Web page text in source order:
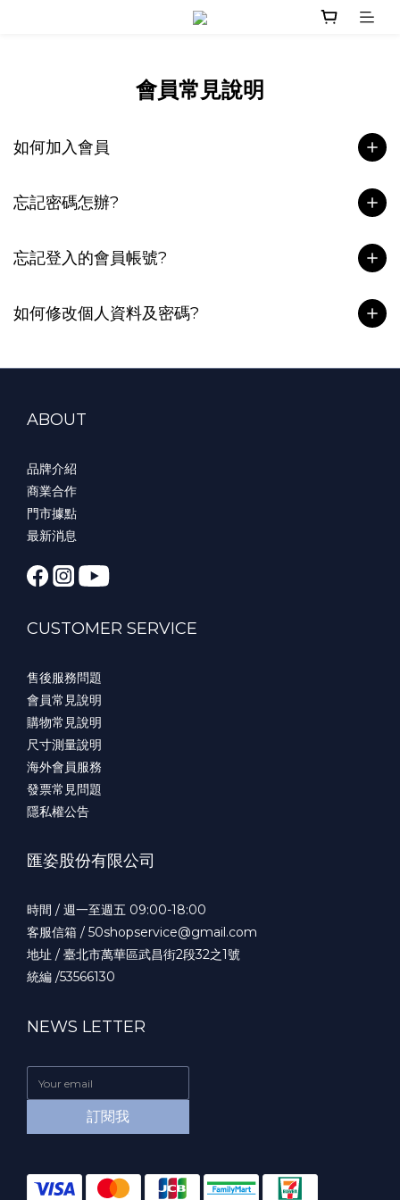
會員常見說明
如何加入會員
忘記密碼怎辦?
忘記登入的會員帳號?
如何修改個人資料及密碼?
ABOUT
品牌介紹
商業合作
門市據點
最新消息
CUSTOMER SERVICE
售後服務問題
會員常見說明
購物常見說明
尺寸測量說明
海外會員服務
發票常見問題
隱私權公告
匯姿股份有限公司
時間 / 週一至週五 09:00-18:00
客服信箱 / 50shopservice@gmail.com
地址 / 臺北市萬華區武昌街2段32之1號
統編 /53566130
NEWS LETTER
訂閱我